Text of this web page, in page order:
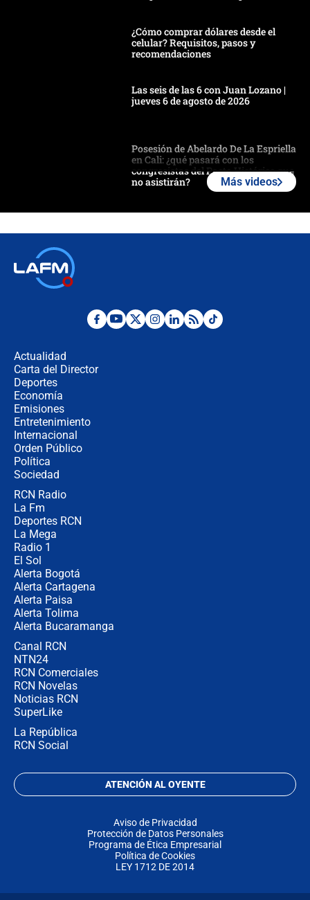
¿Cómo comprar dólares desde el
celular? Requisitos, pasos y
recomendaciones
Las seis de las 6 con Juan Lozano |
jueves 6 de agosto de 2026
Posesión de Abelardo De La Espriella
en Cali: ¿qué pasará con los
congresistas del Pacto Histórico que
no asistirán?
¿Por qué De la Espriella gobernará
Más videos
Actualidad
Carta del Director
Deportes
Economía
Emisiones
Entretenimiento
Internacional
Orden Público
Política
Sociedad
RCN Radio
La Fm
Deportes RCN
La Mega
Radio 1
El Sol
Alerta Bogotá
Alerta Cartagena
Alerta Paisa
Alerta Tolima
Alerta Bucaramanga
Canal RCN
NTN24
RCN Comerciales
RCN Novelas
Noticias RCN
SuperLike
La República
RCN Social
ATENCIÓN AL OYENTE
Aviso de Privacidad
Protección de Datos Personales
Programa de Ética Empresarial
Política de Cookies
LEY 1712 DE 2014